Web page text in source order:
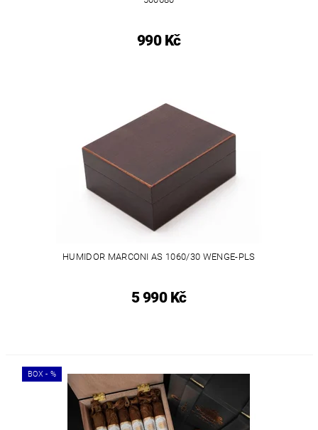
990 Kč
HUMIDOR MARCONI AS 1060/30 WENGE-PLS
5 990 Kč
BOX - %